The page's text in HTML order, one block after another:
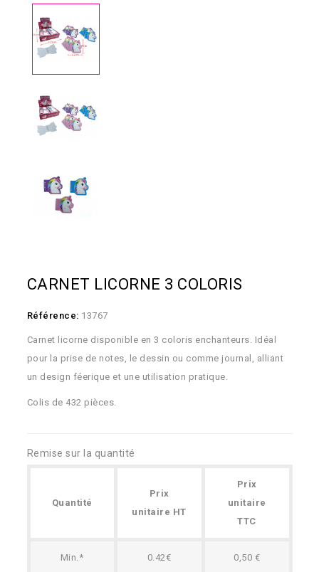
CARNET LICORNE 3 COLORIS
Référence: 13767
Carnet licorne disponible en 3 coloris enchanteurs. Idéal
pour la prise de notes, le dessin ou comme journal, alliant
un design féerique et une utilisation pratique.
Colis de 432 pièces.
Remise sur la quantité
Quantité
Prix
unitaire HT
Prix
unitaire
TTC
Min.* 0.42€ 0,50 €